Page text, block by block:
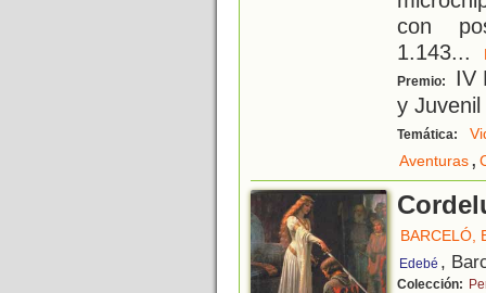
con
1.143...
Premio:
IV
y Juvenil
Temática:
Aventuras,
BARCELÓ,
Edebé ,
Colección: